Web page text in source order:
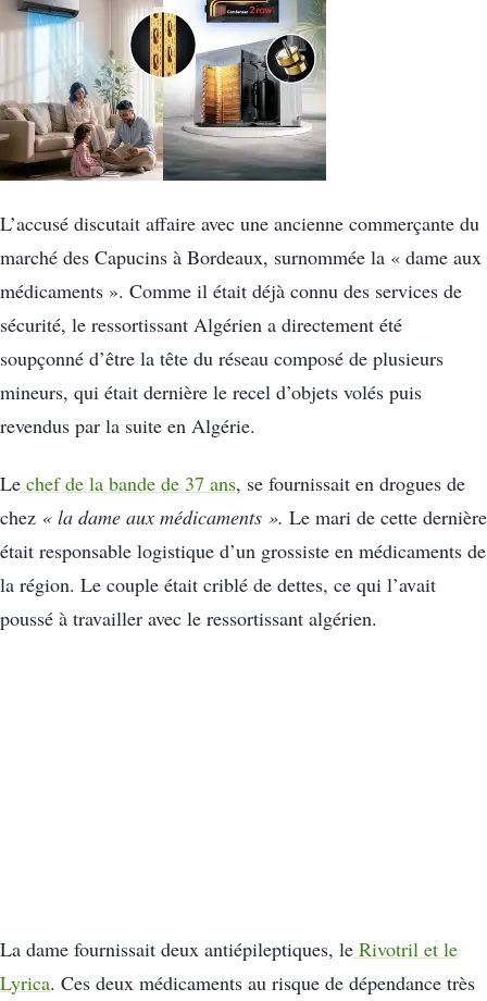
L’accusé discutait affaire avec une ancienne commerçante du
marché des Capucins à Bordeaux, surnommée la « dame aux
médicaments ». Comme il était déjà connu des services de
sécurité, le ressortissant Algérien a directement été
soupçonné d’être la tête du réseau composé de plusieurs
mineurs, qui était dernière le recel d’objets volés puis
revendus par la suite en Algérie.
Le chef de la bande de 37 ans, se fournissait en drogues de
chez « la dame aux médicaments ». Le mari de cette dernière
était responsable logistique d’un grossiste en médicaments de
la région. Le couple était criblé de dettes, ce qui l’avait
poussé à travailler avec le ressortissant algérien.
La dame fournissait deux antiépileptiques, le Rivotril et le
Lyrica. Ces deux médicaments au risque de dépendance très